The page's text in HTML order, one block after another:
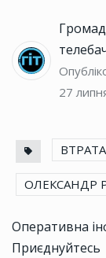
27
ВТРАТА
ОЛЕКСАНДР
Оперативна
Приєднуйтесь